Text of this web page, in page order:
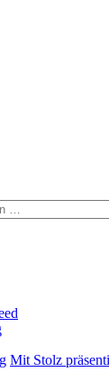
Mit Stolz